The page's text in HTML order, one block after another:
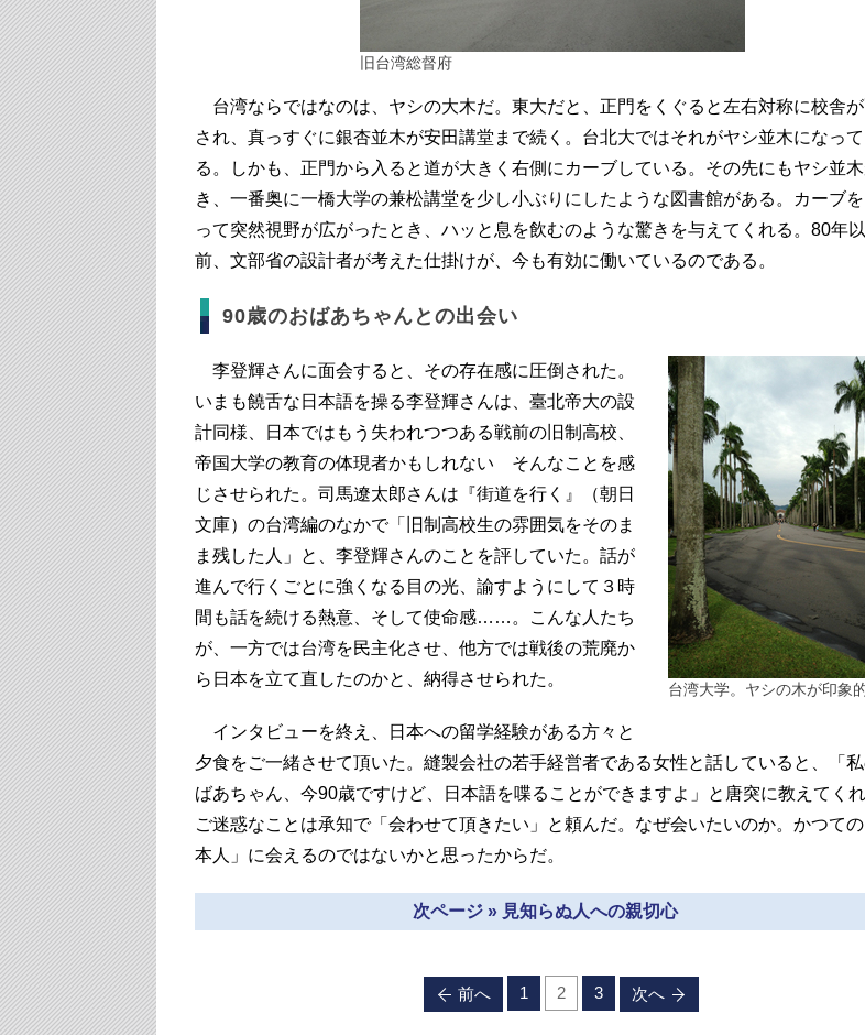
旧台湾総督府
台湾ならではなのは、ヤシの大木だ。東大だと、正門をくぐると左右対称に校舎
され、真っすぐに銀杏並木が安田講堂まで続く。台北大ではそれがヤシ並木になっ
る。しかも、正門から入ると道が大きく右側にカーブしている。その先にもヤシ並
き、一番奥に一橋大学の兼松講堂を少し小ぶりにしたような図書館がある。カーブ
って突然視野が広がったとき、ハッと息を飲むのような驚きを与えてくれる。80年
前、文部省の設計者が考えた仕掛けが、今も有効に働いているのである。
90歳のおばあちゃんとの出会い
台湾大学。ヤシの木が印象
李登輝さんに面会すると、その存在感に圧倒された。
いまも饒舌な日本語を操る李登輝さんは、臺北帝大の設
計同様、日本ではもう失われつつある戦前の旧制高校、
帝国大学の教育の体現者かもしれない そんなことを感
じさせられた。司馬遼太郎さんは『街道を行く』（朝日
文庫）の台湾編のなかで「旧制高校生の雰囲気をそのま
ま残した人」と、李登輝さんのことを評していた。話が
進んで行くごとに強くなる目の光、諭すようにして３時
間も話を続ける熱意、そして使命感……。こんな人たち
が、一方では台湾を民主化させ、他方では戦後の荒廃か
ら日本を立て直したのかと、納得させられた。
インタビューを終え、日本への留学経験がある方々と
夕食をご一緒させて頂いた。縫製会社の若手経営者である女性と話していると、「
ばあちゃん、今90歳ですけど、日本語を喋ることができますよ」と唐突に教えてくれ
ご迷惑なことは承知で「会わせて頂きたい」と頼んだ。なぜ会いたいのか。かつての
本人」に会えるのではないかと思ったからだ。
次ページ » 見知らぬ人への親切心
前へ 1 2 3 次へ